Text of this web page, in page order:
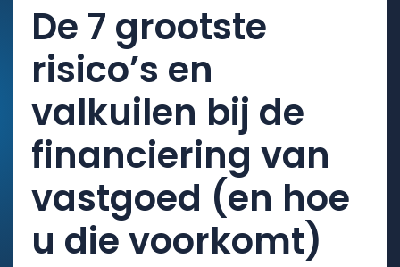
De 7 grootste
risico’s en
valkuilen bij de
financiering van
vastgoed (en hoe
u die voorkomt)